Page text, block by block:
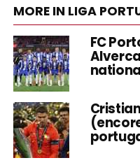
MORE IN LIGA
FC